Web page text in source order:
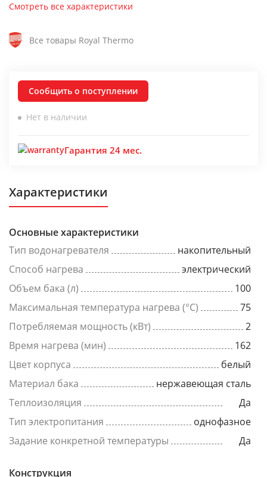
Смотреть все характеристики
Все товары Royal Thermo
Сообщить о поступлении
Нет в наличии
Гарантия 24 мес.
Характеристики
Основные характеристики
Тип водонагревателя
накопительный
Способ нагрева
электрический
Объем бака (л)
100
Максимальная температура нагрева (°C)
75
Потребляемая мощность (кВт)
2
Время нагрева (мин)
162
Цвет корпуса
белый
Материал бака
нержавеющая сталь
Теплоизоляция
Да
Тип электропитания
однофазное
Задание конкретной температуры
Да
Конструкция